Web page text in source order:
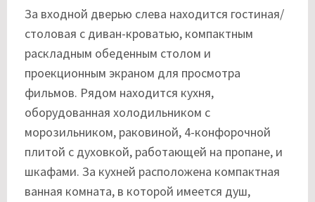
За входной дверью слева находится гостиная/
столовая с диван-кроватью, компактным
раскладным обеденным столом и
проекционным экраном для просмотра
фильмов. Рядом находится кухня,
оборудованная холодильником с
морозильником, раковиной, 4-конфорочной
плитой с духовкой, работающей на пропане, и
шкафами. За кухней расположена компактная
ванная комната, в которой имеется душ,